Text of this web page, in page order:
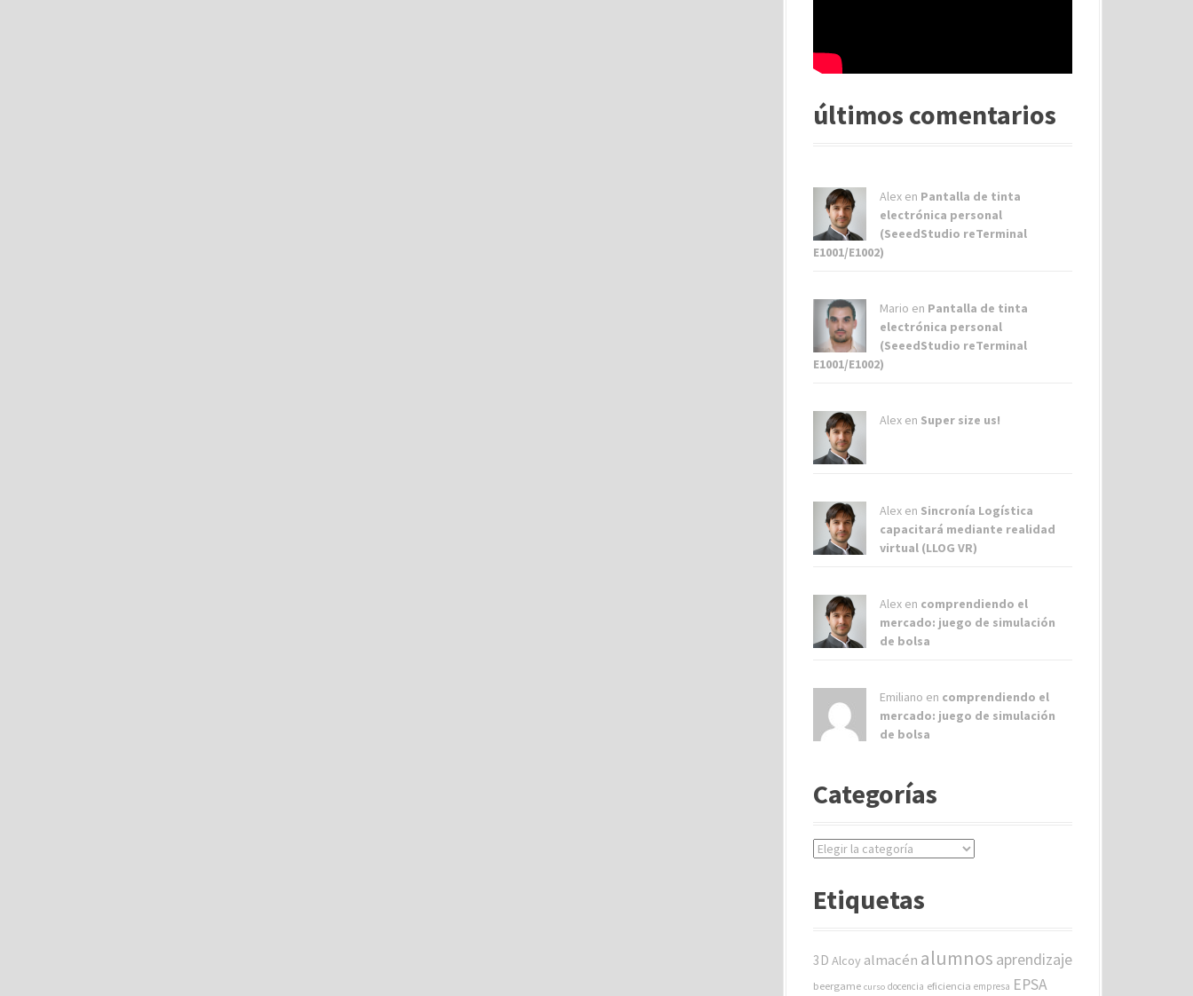
últimos comentarios
Alex en Pantalla de tinta
electrónica personal
(SeeedStudio reTerminal
E1001/E1002)
Mario en Pantalla de tinta
electrónica personal
(SeeedStudio reTerminal
E1001/E1002)
Alex en Super size us!
Alex en Sincronía Logística
capacitará mediante realidad
virtual (LLOG VR)
Alex en comprendiendo el
mercado: juego de simulación
de bolsa
Emiliano en comprendiendo el
mercado: juego de simulación
de bolsa
Categorías
C
e
r
Etiquetas
3D Alcoy almacén alumnos aprendizaje
beergame curso docencia eficiencia empresa EPSA